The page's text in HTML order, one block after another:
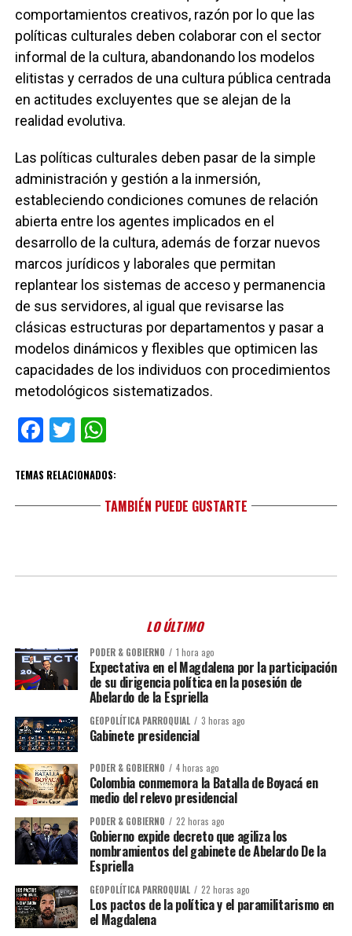
comportamientos creativos, razón por lo que las
políticas culturales deben colaborar con el sector
informal de la cultura, abandonando los modelos
elitistas y cerrados de una cultura pública centrada
en actitudes excluyentes que se alejan de la
realidad evolutiva.
Las políticas culturales deben pasar de la simple
administración y gestión a la inmersión,
estableciendo condiciones comunes de relación
abierta entre los agentes implicados en el
desarrollo de la cultura, además de forzar nuevos
marcos jurídicos y laborales que permitan
replantear los sistemas de acceso y permanencia
de sus servidores, al igual que revisarse las
clásicas estructuras por departamentos y pasar a
modelos dinámicos y flexibles que optimicen las
capacidades de los individuos con procedimientos
metodológicos sistematizados.
Facebook
TwitterWhatsApp
TEMAS RELACIONADOS:
TAMBIÉN PUEDE GUSTARTE
LO ÚLTIMO
PODER & GOBIERNO 1 hora ago
Expectativa en el Magdalena por la participación
de su dirigencia política en la posesión de
Abelardo de la Espriella
GEOPOLÍTICA PARROQUIAL 3 horas ago
Gabinete presidencial
PODER & GOBIERNO 4 horas ago
Colombia conmemora la Batalla de Boyacá en
medio del relevo presidencial
PODER & GOBIERNO 22 horas ago
Gobierno expide decreto que agiliza los
nombramientos del gabinete de Abelardo De la
Espriella
GEOPOLÍTICA PARROQUIAL 22 horas ago
Los pactos de la política y el paramilitarismo en
el Magdalena